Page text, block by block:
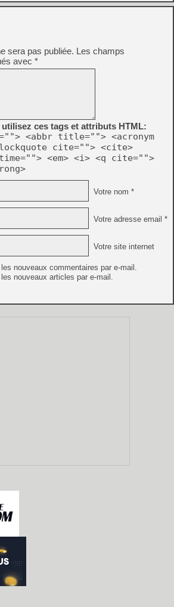
sera pas publiée. Les champs
avec *
utilisez ces tags et attributs HTML:
<abbr title=""> <acronym
cite=""> <cite>
<em> <i> <q cite="">
Votre nom *
Votre adresse email *
Votre site internet
nouveaux commentaires par e-mail.
nouveaux articles par e-mail.